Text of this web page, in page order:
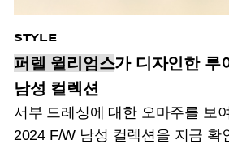
STYLE
퍼렐 윌리엄스가 디자인한 루
남성 컬렉션
서부 드레싱에 대한 오마주를 보
2024 F/W 남성 컬렉션을 지금 확